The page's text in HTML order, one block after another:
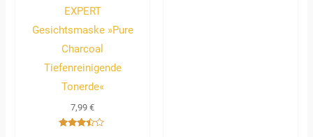
EXPERT
Gesichtsmaske »Pure
Charcoal
Tiefenreinigende
Tonerde«
7,99€